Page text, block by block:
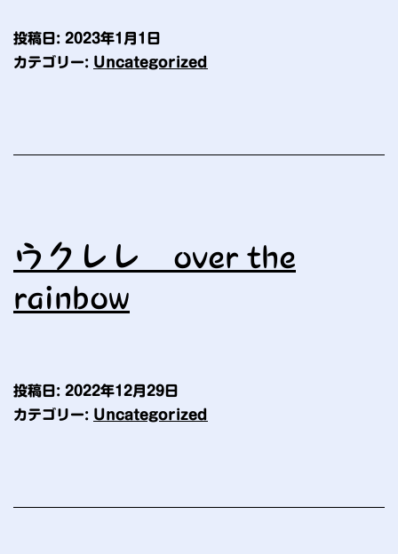
投稿日: 2023年1月1日
カテゴリー: Uncategorized
ウクレレ over the
rainbow
投稿日: 2022年12月29日
カテゴリー: Uncategorized